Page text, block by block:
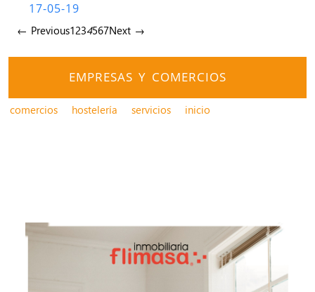
17-05-19
← Previous1234567Next →
EMPRESAS Y COMERCIOS
comercios hostelería servicios inicio